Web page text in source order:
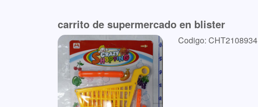
carrito de supermercado en blister
Codigo: CHT2108934